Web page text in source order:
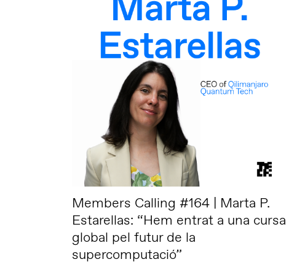
Members Calling #164 | Marta P.
Estarellas: “Hem entrat a una cursa
global pel futur de la
supercomputació”